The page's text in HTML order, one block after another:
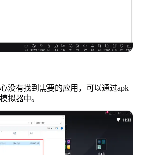
没有找到需要的应用，可以通过apk
拟器中。